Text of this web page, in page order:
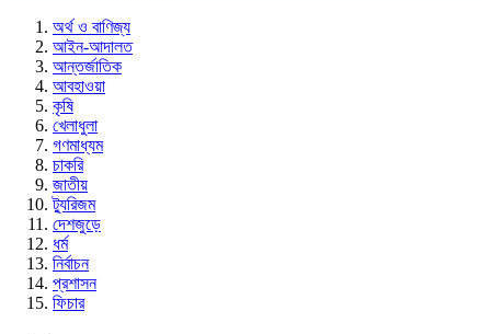
অর্থ ও বাণিজ্য
আইন-আদালত
আন্তর্জাতিক
আবহাওয়া
কৃষি
খেলাধুলা
গণমাধ্যম
চাকরি
জাতীয়
ট্যুরিজম
দেশজুড়ে
ধর্ম
নির্বাচন
প্রশাসন
ফিচার